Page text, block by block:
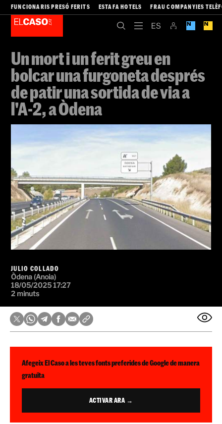
FUNCIONARIS PRESÓ FERITS ESTAFA HOTELS FRAU COMPANYIES
Un mort i un ferit greu en
bolcar una furgoneta després
de patir una sortida de via a
l'A-2, a Òdena
JULIO COLLADO
Òdena (Anoia)
18/05/2025 17:27
2 minuts
Afegeix El Caso a les teves fonts preferides de Google de manera
gratuïta
ACTIVAR ARA →